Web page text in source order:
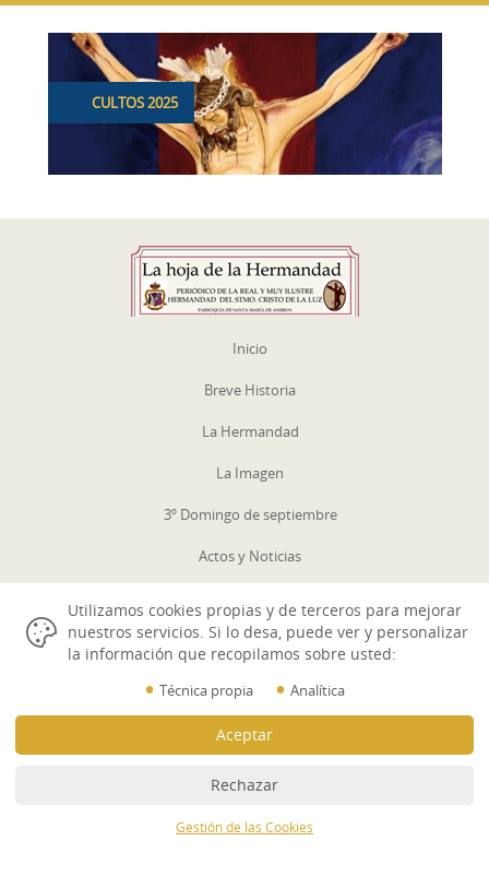
CULTOS 2025
Inicio
Breve Historia
La Hermandad
La Imagen
3º Domingo de septiembre
Actos y Noticias
Contactar
Politica Cookies
Utilizamos cookies propias y de terceros para mejorar
nuestros servicios. Si lo desa, puede ver y personalizar
la información que recopilamos sobre usted:
• Técnica propia • Analítica
Aceptar
Rechazar
Gestión de las Cookies